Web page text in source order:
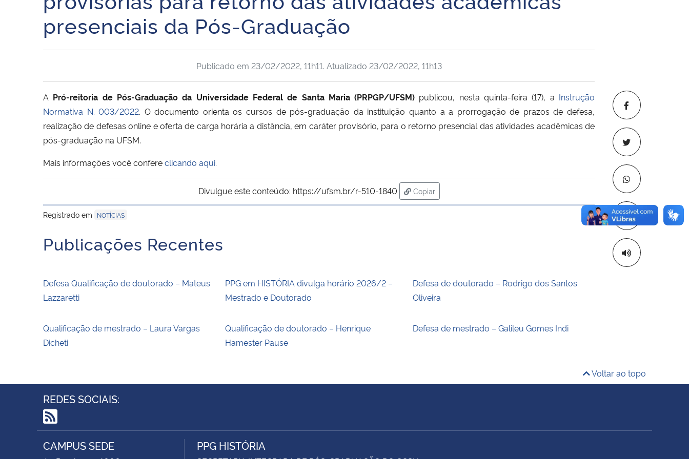
presenciais da Pós-Graduação
Copiar para
Publicado em 23/02/2022, 11h11. Atualizado 23/02/2022, 11h13
A Pró-reitoria de Pós-Graduação da Universidade Federal de Santa Maria (PRPGP/UFSM) publicou, nesta quinta-feira (17), a Instrução
Normativa N. 003/2022. O documento orienta os cursos de pós-graduação da instituição quanto a a prorrogação de prazos de defesa,
realização de defesas online e oferta de carga horária a distância, em caráter provisório, para o retorno presencial das atividades acadêmicas de
pós-graduação na UFSM.
Mais informações você confereclicando aqui.
Divulgue este conteúdo: https://ufsm.br/r-510-1840
Copiar
para área de transferência
Registrado em
NOTÍCIAS
Publicações Recentes
Defesa Qualificação de doutorado – Mateus
Lazzaretti
PPG em HISTÓRIA divulga horário 2026/2 –
Mestrado e Doutorado
Defesa de doutorado – Rodrigo dos Santos
Oliveira
Qualificação de mestrado – Laura Vargas
Dicheti
Qualificação de doutorado – Henrique
Hamester Pause
Defesa de mestrado – Galileu Gomes Indi
Voltar ao topo
REDES SOCIAIS:
RSS
CAMPUS SEDE PPG HISTÓRIA